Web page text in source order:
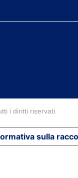
i diritti riservati.
sulla